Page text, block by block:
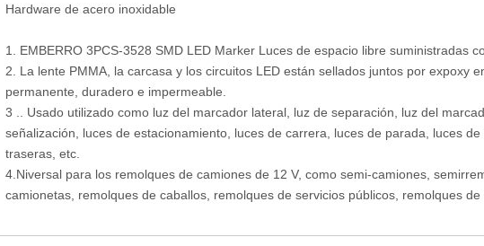
Hardware de acero inoxidable
1. EMBERRO 3PCS-3528 SMD LED Marker Luces de espacio libre suministradas
2. La lente PMMA, la carcasa y los circuitos LED están sellados juntos por expoxy
permanente, duradero e impermeable.
3 .. Usado utilizado como luz del marcador lateral, luz de separación, luz del
señalización, luces de estacionamiento, luces de carrera, luces de parada, luces
traseras, etc.
4.Niversal para los remolques de camiones de 12 V, como semi-camiones,
camionetas, remolques de caballos, remolques de servicios públicos, remolques